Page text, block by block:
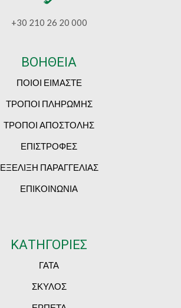
+30 210 26 20 000
ΒΟΗΘΕΙΑ
ΠΟΙΟΙ ΕΙΜΑΣΤΕ
ΤΡΟΠΟΙ ΠΛΗΡΩΜΗΣ
ΤΡΟΠΟΙ ΑΠΟΣΤΟΛΗΣ
ΕΠΙΣΤΡΟΦΕΣ
ΕΞΕΛΙΞΗ ΠΑΡΑΓΓΕΛΙΑΣ
ΕΠΙΚΟΙΝΩΝΙΑ
ΚΑΤΗΓΟΡΙΕΣ
ΓΑΤΑ
ΣΚΥΛΟΣ